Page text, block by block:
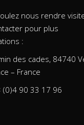
nous rendre
pour plus
:
des cades, 84740
– France
(0)4 90 33 17 96